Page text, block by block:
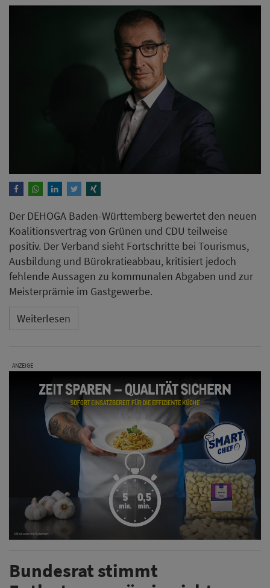
Der DEHOGA Baden-Württemberg bewertet den neuen
Koalitionsvertrag von Grünen und CDU teilweise
positiv. Der Verband sieht Fortschritte bei Tourismus,
Ausbildung und Bürokratieabbau, kritisiert jedoch
fehlende Aussagen zu kommunalen Abgaben und zur
Meisterprämie im Gastgewerbe.
Weiterlesen
ANZEIGE
Bundesrat stimmt